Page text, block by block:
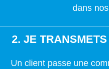
dans
2. JE
Un client passe une